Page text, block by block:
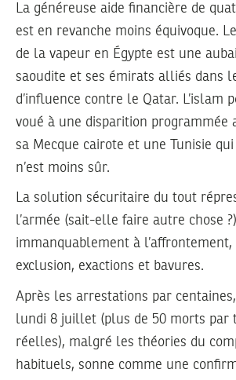
La généreuse aide financière de
est en revanche moins équivoque.
de la vapeur en Égypte est une
saoudite et ses émirats alliés dans
d’influence contre le Qatar. L’islam
voué à une disparition programmée
sa Mecque cairote et une Tunisie
n’est moins sûr.
La solution sécuritaire du tout
l’armée (sait-elle faire autre chose
immanquablement à l’affrontement,
exclusion, exactions et bavures.
Après les arrestations par
lundi 8 juillet (plus de 50 morts par
réelles), malgré les théories du
habituels, sonne comme une